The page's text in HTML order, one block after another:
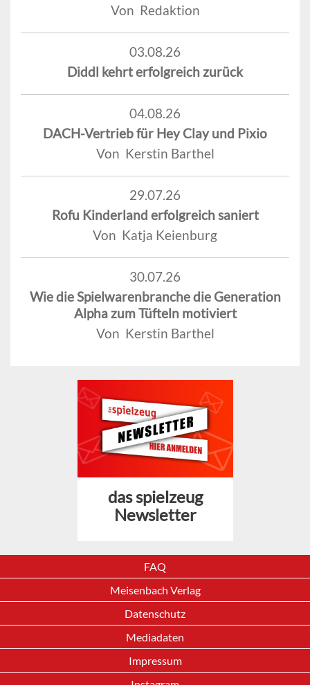
Von Redaktion
03.08.26
Diddl kehrt erfolgreich zurück
04.08.26
DACH-Vertrieb für Hey Clay und Pixio
Von Kerstin Barthel
29.07.26
Rofu Kinderland erfolgreich saniert
Von Katja Keienburg
30.07.26
Wie die Spielwarenbranche die Generation
Alpha zum Tüfteln motiviert
Von Kerstin Barthel
das spielzeug
Newsletter
FAQ
Meisenbach Verlag
Datenschutz
Mediadaten
Impressum